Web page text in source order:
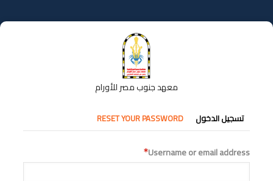
إلى
المحتوى
معهد جنوب مصر للأورام
التبويبات
الأساسية
تسجيل الدخول RESET YOUR PASSWORD
Username or email address